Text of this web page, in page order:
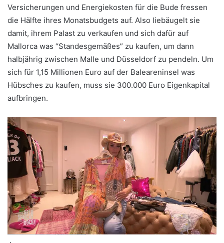
Versicherungen und Energiekosten für die Bude fressen
die Hälfte ihres Monatsbudgets auf. Also liebäugelt sie
damit, ihrem Palast zu verkaufen und sich dafür auf
Mallorca was “Standesgemäßes” zu kaufen, um dann
halbjährig zwischen Malle und Düsseldorf zu pendeln. Um
sich für 1,15 Millionen Euro auf der Baleareninsel was
Hübsches zu kaufen, muss sie 300.000 Euro Eigenkapital
aufbringen.